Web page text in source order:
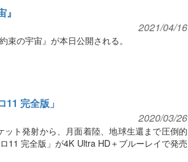
2021/04/16
の宇宙』が本日公開される。
完全版」
2020/03/26
ト発射から、月面着陸、地球生還まで圧倒的
11 完全版」が4K Ultra HD＋ブルーレイで発売